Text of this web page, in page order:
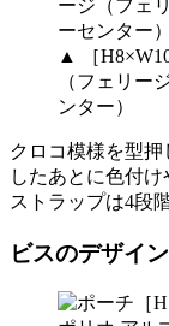
▲ ［
（フェリー
ンター）
クロコ模様を型
したあとに色付
ストラップは4段
ビスのデザイ